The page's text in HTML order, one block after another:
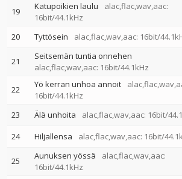
19 Katupoikien laulu
alac,flac,wav,aac:
16bit/44.1kHz
20 Tyttösein alac,flac,wav,aac: 16bit/
21
Seitsemän tuntia onnehen
alac,flac,wav,aac: 16bit/44.1kHz
22 Yö kerran unhoa annoit
16bit/44.1kHz
23 Älä unhoita alac,flac,wav,aac: 16bit/
24
Hiljallensa alac,flac,wav,aac: 16bit/
25 Aunuksen yössä
alac,flac,wav,aac:
16bit/44.1kHz